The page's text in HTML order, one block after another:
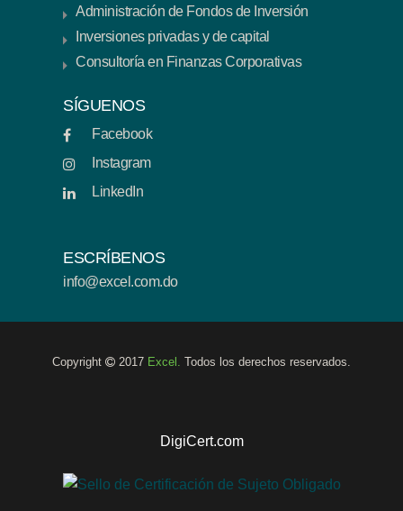
Administración de Fondos de Inversión
Inversiones privadas y de capital
Consultoría en Finanzas Corporativas
SÍGUENOS
Facebook
Instagram
LinkedIn
ESCRÍBENOS
info@excel.com.do
Copyright 2017 Excel. Todos los derechos reservados.
DigiCert.com